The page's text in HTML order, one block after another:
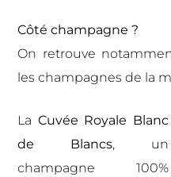
Côté champagne ?
On retrouve
les champagnes de la
La Cuvée Royale Blanc
de Blancs, un
champagne 100%